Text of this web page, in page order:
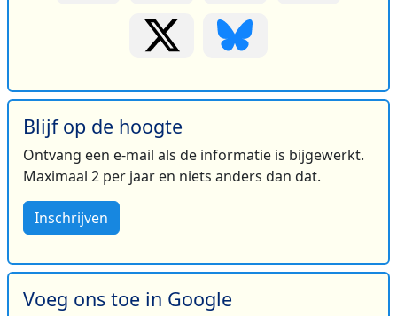
Blijf op de hoogte
Ontvang een e-mail als de informatie is bijgewerkt.
Maximaal 2 per jaar en niets anders dan dat.
Inschrijven
Voeg ons toe in Google